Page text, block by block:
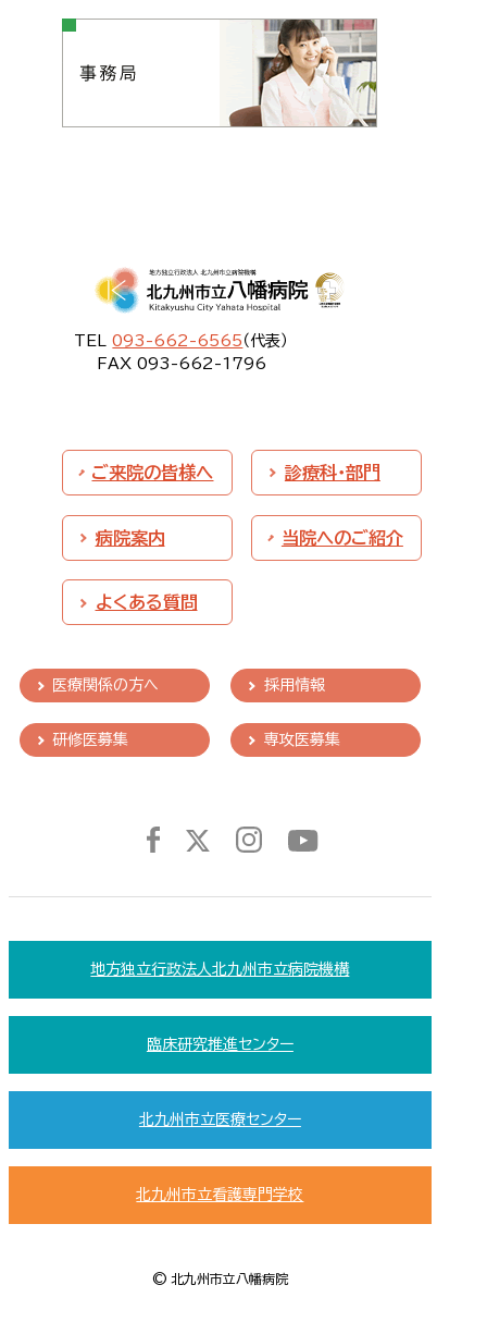
TEL093-662-6565 （代表）
FAX 093-662-1796
ご来院の皆様へ 診療科・部門
病院案内 当院へのご紹介
よくある質問
医療関係の方へ 採用情報
研修医募集 専攻医募集
地方独立行政法人北九州市立病院機構
臨床研究推進センター
北九州市立医療センター
北九州市立看護専門学校
© 北九州市立八幡病院